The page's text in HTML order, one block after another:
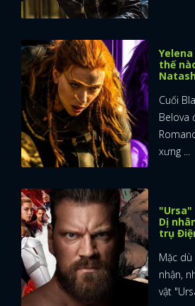
thế
Cuối
Belova
xưng ...
"Ursa"
Dị
trụ
Mặc
nhận,
vật